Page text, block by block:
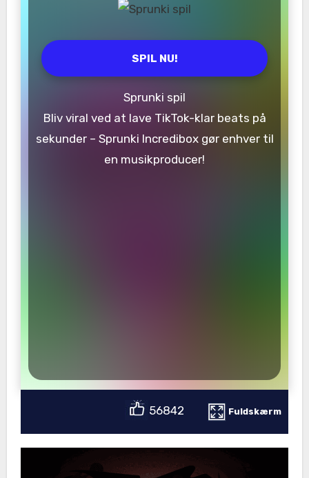
SPIL NU!
Sprunki spil
Bliv viral ved at lave TikTok-klar beats på
sekunder – Sprunki Incredibox gør enhver til
en musikproducer!
56842 Fuldskærm